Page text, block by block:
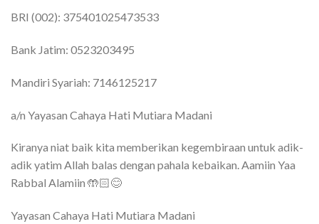
BRI (002): 375401025473533
Bank Jatim: 0523203495
Mandiri Syariah: 7146125217
a/n Yayasan Cahaya Hati Mutiara Madani
Kiranya niat baik kita memberikan kegembiraan untuk adik-
adik yatim Allah balas dengan pahala kebaikan. Aamiin Yaa
Rabbal Alamiin 🤲🏻😊
Yayasan Cahaya Hati Mutiara Madani